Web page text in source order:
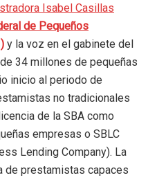
Isabel Casillas
de Pequeños
y la voz en el gabinete del
34 millones de pequeñas
inicio al periodo de
no tradicionales
de la SBA como
empresas o SBLC
Lending Company). La
de prestamistas capaces